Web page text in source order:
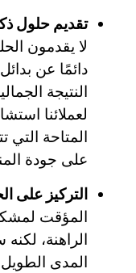
تقديم حلول
لا يقدمون
دائمًا عن
النتيجة
لعملائنا
المتاحة التي
على جودة
التركيز على
المؤقت
الراهنة،
المدى